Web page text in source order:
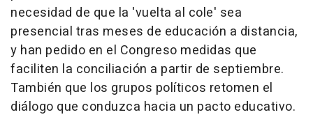
necesidad de que la 'vuelta al cole' sea
presencial tras meses de educación a distancia,
y han pedido en el Congreso medidas que
faciliten la conciliación a partir de septiembre.
También que los grupos políticos retomen el
diálogo que conduzca hacia un pacto educativo.